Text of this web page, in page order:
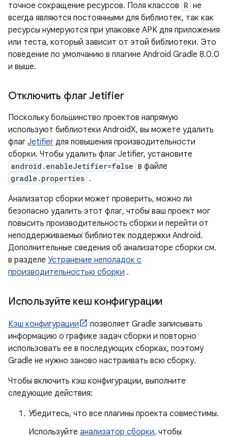
точное сокращение ресурсов. Поля классов R не
всегда являются постоянными для библиотек, так как
ресурсы нумеруются при упаковке APK для приложения
или теста, который зависит от этой библиотеки. Это
поведение по умолчанию в плагине Android Gradle 8.0.0
и выше.
Отключить флаг Jetifier
Поскольку большинство проектов напрямую
используют библиотеки AndroidX, вы можете удалить
флаг Jetifier для повышения производительности
сборки. Чтобы удалить флаг Jetifier, установите
android.enableJetifier=false в файле
gradle.properties .
Анализатор сборки может проверить, можно ли
безопасно удалить этот флаг, чтобы ваш проект мог
повысить производительность сборки и перейти от
неподдерживаемых библиотек поддержки Android.
Дополнительные сведения об анализаторе сборки см.
в разделе Устранение неполадок с
производительностью сборки .
Используйте кеш конфигурации
Кэш конфигурации
позволяет Gradle записывать
информацию о графике задач сборки и повторно
использовать ее в последующих сборках, поэтому
Gradle не нужно заново настраивать всю сборку.
Чтобы включить кэш конфигурации, выполните
следующие действия:
Убедитесь, что все плагины проекта совместимы.
Используйте анализатор сборки, чтобы